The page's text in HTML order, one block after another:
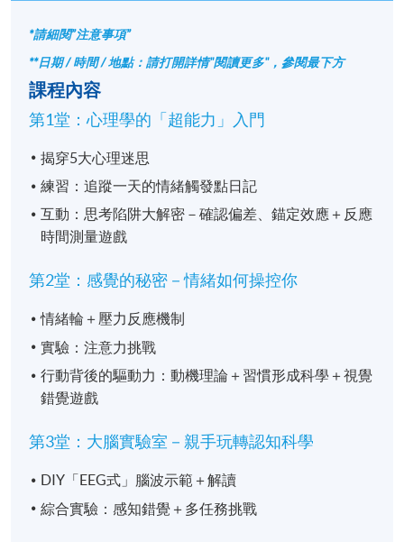
*請細閱”注意事項”
**日期 / 時間 / 地點：請打開詳情"閱讀更多"，參閱最下方
課程內容
第1堂：心理學的「超能力」入門
揭穿5大心理迷思
練習：追蹤一天的情緒觸發點日記
互動：思考陷阱大解密－確認偏差、錨定效應＋反應
時間測量遊戲
第2堂：感覺的秘密－情緒如何操控你
情緒輪＋壓力反應機制
實驗：注意力挑戰
行動背後的驅動力：動機理論＋習慣形成科學＋視覺
錯覺遊戲
第3堂：大腦實驗室－親手玩轉認知科學
DIY「EEG式」腦波示範＋解讀
綜合實驗：感知錯覺＋多任務挑戰